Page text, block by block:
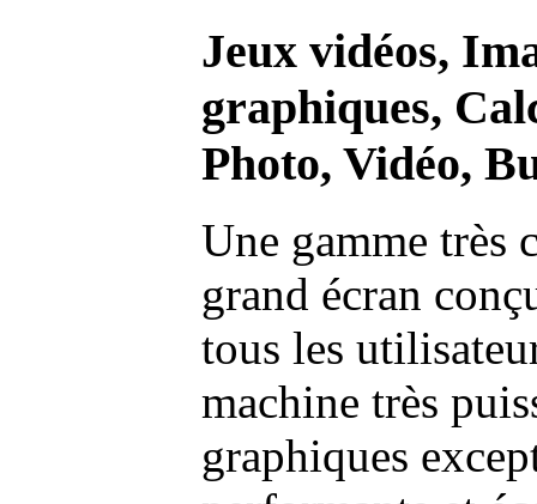
Jeux vidéos,
graphiques,
Photo, Vidéo,
Une gamme très
grand écran
tous les
machine très
graphiques